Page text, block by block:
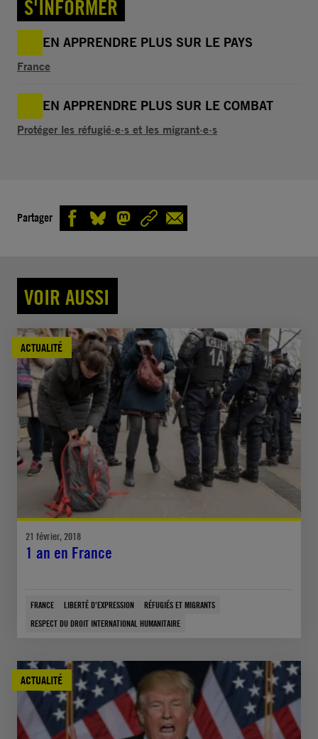
S'INFORMER
EN APPRENDRE PLUS SUR LE PAYS
France
EN APPRENDRE PLUS SUR LE COMBAT
Protéger les réfugié·e·s et les migrant·e·s
Partager
VOIR AUSSI
ACTUALITÉ
21 février, 2018
1 an en France
FRANCE LIBERTÉ D'EXPRESSION
RÉFUGIÉS ET MIGRANTS
RESPECT DU DROIT INTERNATIONAL HUMANITAIRE
ACTUALITÉ